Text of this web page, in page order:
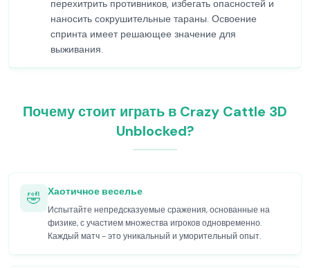
перехитрить противников, избегать опасностей и
наносить сокрушительные тараны. Освоение
спринта имеет решающее значение для
выживания.
Почему стоит играть в Crazy Cattle 3D
Unblocked?
🤣 Хаотичное веселье
Испытайте непредсказуемые сражения, основанные на
физике, с участием множества игроков одновременно.
Каждый матч - это уникальный и уморительный опыт.